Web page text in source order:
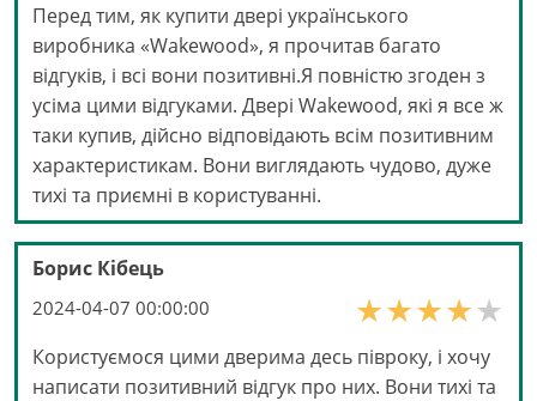
Перед тим, як купити двері українського
виробника «Wakewood», я прочитав багато
відгуків, і всі вони позитивні.Я повністю згоден з
усіма цими відгуками. Двері Wakewood, які я все ж
таки купив, дійсно відповідають всім позитивним
характеристикам. Вони виглядають чудово, дуже
тихі та приємні в користуванні.
Борис Кібець
2024-04-07 00:00:00
Користуємося цими дверима десь півроку, і хочу
написати позитивний відгук про них. Вони тихі та